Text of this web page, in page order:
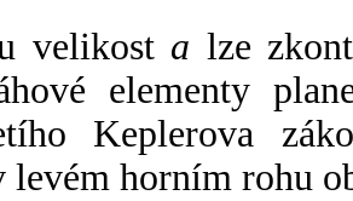
velikost a lze
elementy
Keplerova
levém horním rohu